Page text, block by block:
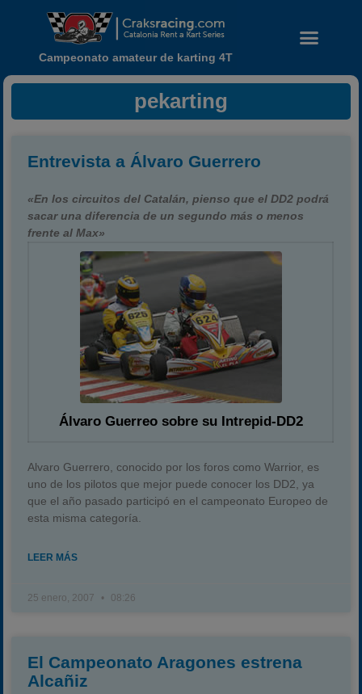
Calendario
Temporada 2026
Carreras finalizadas
Temporada 2026
Temporadas anteriores
2022
2023
Campeonato amateur de karting 4T
pekarting
Entrevista a Álvaro Guerrero
«En los circuitos del Catalán, pienso que el DD2 podrá
sacar una diferencia de un segundo más o menos
frente al Max»
Álvaro Guerreo sobre su Intrepid-DD2
Alvaro Guerrero, conocido por los foros como Warrior, es
uno de los pilotos que mejor puede conocer los DD2, ya
que el año pasado participó en el campeonato Europeo de
esta misma categoría.
LEER MÁS
25 enero, 2007 08:26
El Campeonato Aragones estrena
Alcañiz